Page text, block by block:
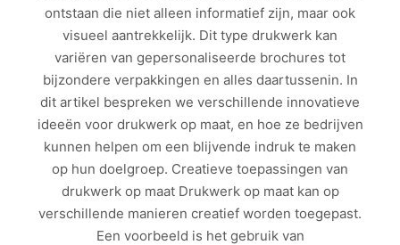
ontstaan die niet alleen informatief zijn, maar ook
visueel aantrekkelijk. Dit type drukwerk kan
variëren van gepersonaliseerde brochures tot
bijzondere verpakkingen en alles daartussenin. In
dit artikel bespreken we verschillende innovatieve
ideeën voor drukwerk op maat, en hoe ze bedrijven
kunnen helpen om een blijvende indruk te maken
op hun doelgroep. Creatieve toepassingen van
drukwerk op maat Drukwerk op maat kan op
verschillende manieren creatief worden toegepast.
Een voorbeeld is het gebruik van